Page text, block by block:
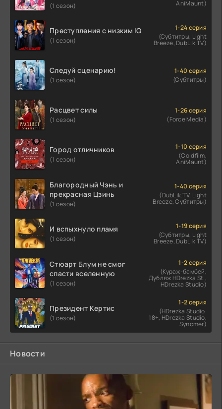
(1 сезон) AniMaunt)
Преступления с низким IQ
(1 сезон)
1-24 серия
(Субтитры, Light
Breeze, DubLik.TV)
Следуй сценарию!
(1 сезон)
1-40 серия
(Субтитры)
Расцвет силы
(1 сезон)
1-26 серия
(Force Media)
Город отличников
(1 сезон)
1-10 серия
(Coldfilm,
AniMaunt)
Благородный Чэнь и
прекрасная Цзинь
(1 сезон)
1-40 серия
(DubLik.TV, Light
Breeze, Субтитры)
И вспыхнуло пламя
(1 сезон)
1-19 серия
(Субтитры, Light
Breeze, DubLik.TV)
Стюарт Блум не смог
спасти вселенную
(1 сезон)
1-2 серия
(Кураж-бамбей,
Дубляж HDrezka St.,
HDrezka Studio)
Президент Кертис
(1 сезон)
1-2 серия
(HDrezka Studio.
18+, HDrezka Studio,
Syncmer)
Новости